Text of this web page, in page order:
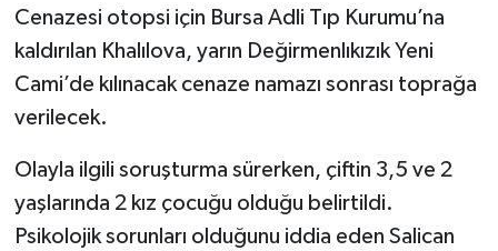
Cenazesi otopsi için Bursa Adli Tıp Kurumu’na
kaldırılan Khalılova, yarın Değirmenlıkızık Yeni
Cami’de kılınacak cenaze namazı sonrası toprağa
verilecek.
Olayla ilgili soruşturma sürerken, çiftin 3,5 ve 2
yaşlarında 2 kız çocuğu olduğu belirtildi.
Psikolojik sorunları olduğunu iddia eden Salican